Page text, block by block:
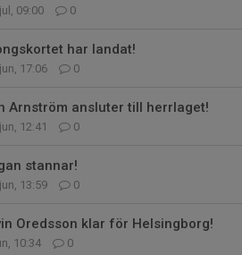
09:00 0
har landat!
17:06 0
Arnström ansluter till herrlaget!
12:41 0
stannar!
13:59 0
Oredsson klar för Helsingborg!
10:34 0